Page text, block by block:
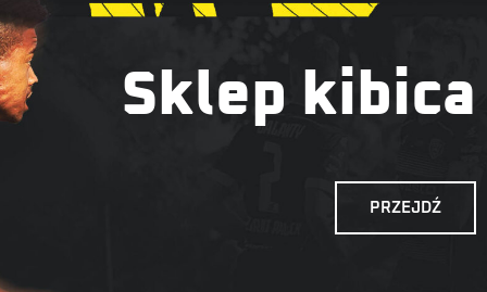
Sklep kibica
PRZEJDŹ